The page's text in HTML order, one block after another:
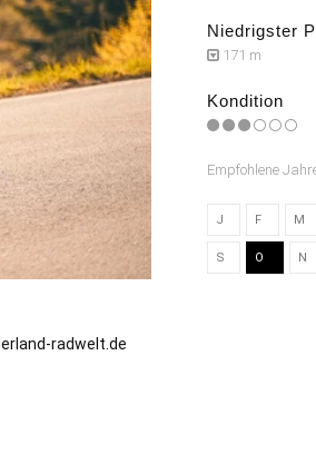
radwelt.de
Niedrigster
171 m
Kondition
Empfohlene
J F M
S O N